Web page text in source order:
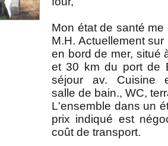
Mon état de santé
M.H. Actuellement
en bord de mer, situé
et 30 km du port de
séjour av. Cuisine
salle de bain., WC,
L'ensemble dans un
prix indiqué est
coût de transport.